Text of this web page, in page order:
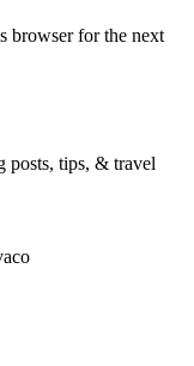
browser for the next
posts, tips, & travel